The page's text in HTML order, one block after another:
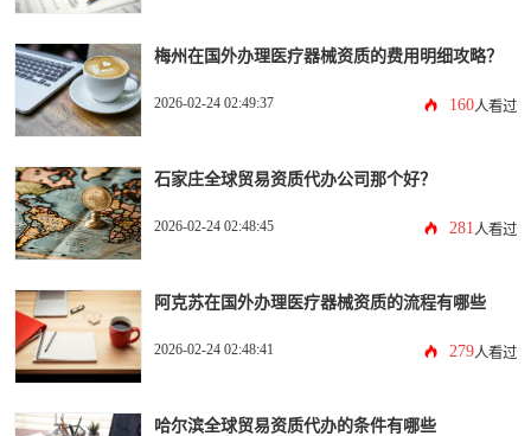
梅州在国外办理医疗器械资质的费用明细攻略？
2026-02-24 02:49:37 160人看过
石家庄全球贸易资质代办公司那个好？
2026-02-24 02:48:45 281 人看过
阿克苏在国外办理医疗器械资质的流程有哪些
2026-02-24 02:48:41 279人看过
哈尔滨全球贸易资质代办的条件有哪些